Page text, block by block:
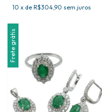
10 x de R$304,90 sem juros
Frete grátis